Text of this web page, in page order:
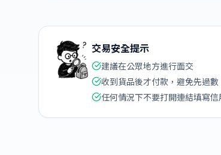
交易安全提示
建議在公眾地方進行面交
收到貨品後才付款，避免先過數
任何情況下不要打開連結填寫